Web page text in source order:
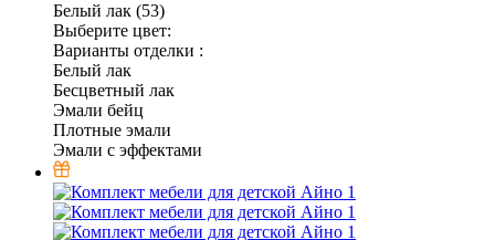
Белый лак (53)
Выберите цвет:
Варианты отделки :
Белый лак
Бесцветный лак
Эмали бейц
Плотные эмали
Эмали с эффектами